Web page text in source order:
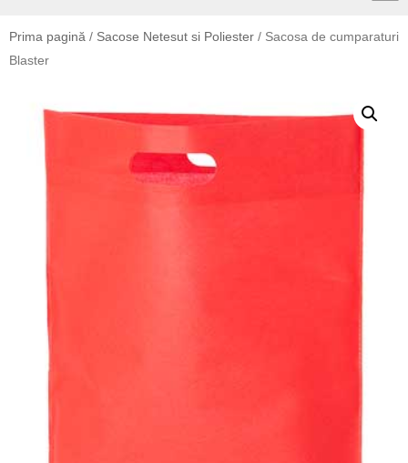
Prima pagină / Sacose Netesut si Poliester / Sacosa de cumparaturi
Blaster